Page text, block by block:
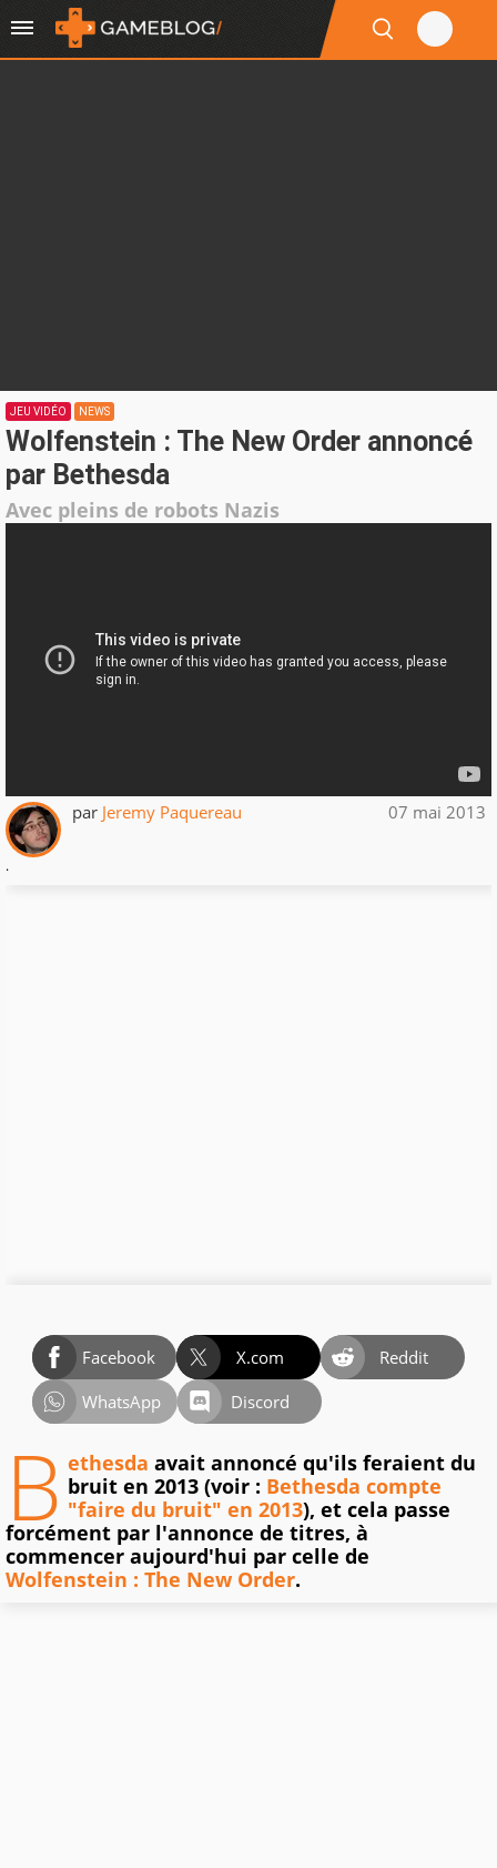
JEU VIDÉO NEWS
Wolfenstein : The New Order annoncé
par Bethesda
Avec pleins de robots Nazis
par Jeremy Paquereau 07 mai 2013
.
Facebook X.com
Reddit
WhatsApp
Discord
B ethesda avait annoncé qu'ils feraient du
bruit en 2013 (voir : Bethesda compte
"faire du bruit" en 2013), et cela passe
forcément par l'annonce de titres, à
commencer aujourd'hui par celle de
Wolfenstein : The New Order.